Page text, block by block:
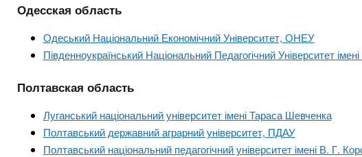
Одесская область
Одеський Національний Економічний Університет, ОНЕУ
Південноукраїнський Національний Педагогічний Університет
Полтавская область
Луганський національний університет імені Тараса Шевченка
Полтавський державний аграрний університет, ПДАУ
Полтавський національний педагогічний університет імені В. Г.